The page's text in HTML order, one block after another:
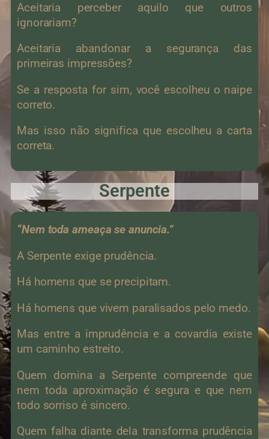
Aceitaria perceber aquilo que outros
ignorariam?
Aceitaria abandonar a segurança das
primeiras impressões?
Se a resposta for sim, você escolheu o naipe
correto.
Mas isso não significa que escolheu a carta
correta.
Serpente
“Nem toda ameaça se anuncia.”
A Serpente exige prudência.
Há homens que se precipitam.
Há homens que vivem paralisados pelo medo.
Mas entre a imprudência e a covardia existe
um caminho estreito.
Quem domina a Serpente compreende que
nem toda aproximação é segura e que nem
todo sorriso é sincero.
Quem falha diante dela transforma prudência